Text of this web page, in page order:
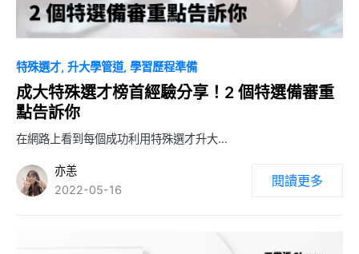
4
特殊選才 升大學管道 學習歷程準備
成大特殊選才榜首經驗分享！2 個特選備審重
點告訴你
在網路上看到每個成功利用特殊選才升大…
亦恙
2022-05-16
閱讀更多